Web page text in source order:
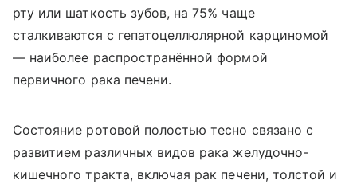
рту или шаткость зубов, на 75% чаще
сталкиваются с гепатоцеллюлярной карциномой
— наиболее распространённой формой
первичного рака печени.
Состояние ротовой полостью тесно связано с
развитием различных видов рака желудочно-
кишечного тракта, включая рак печени, толстой и